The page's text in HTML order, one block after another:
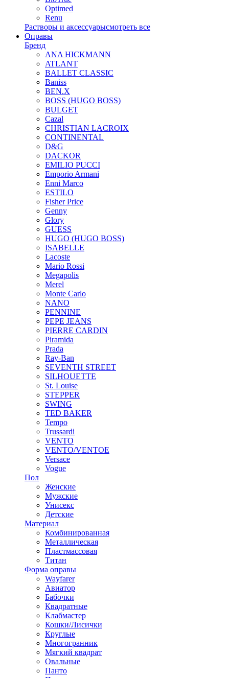
Optimed
Renu
Растворы и аксессуарысмотреть все
Оправы
Бренд
ANA HICKMANN
ATLANT
BALLET CLASSIC
Baniss
BEN.X
BOSS (HUGO BOSS)
BULGET
Cazal
CHRISTIAN LACROIX
CONTINENTAL
D&G
DACKOR
EMILIO PUCCI
Emporio Armani
Enni Marco
ESTILO
Fisher Price
Genny
Glory
GUESS
HUGO (HUGO BOSS)
ISABELLE
Lacoste
Mario Rossi
Megapolis
Merel
Monte Carlo
NANO
PENNINE
PEPE JEANS
PIERRE CARDIN
Piramida
Prada
Ray-Ban
SEVENTH STREET
SILHOUETTE
St. Louise
STEPPER
SWING
TED BAKER
Tempo
Trussardi
VENTO
VENTO/VENTOE
Versace
Vogue
Пол
Женские
Мужские
Унисекс
Детские
Материал
Комбинированная
Металлическая
Пластмассовая
Титан
Форма оправы
Wayfarer
Авиатор
Бабочки
Квадратные
Клабмастер
Кошки/Лисички
Круглые
Многогранник
Мягкий квадрат
Овальные
Панто